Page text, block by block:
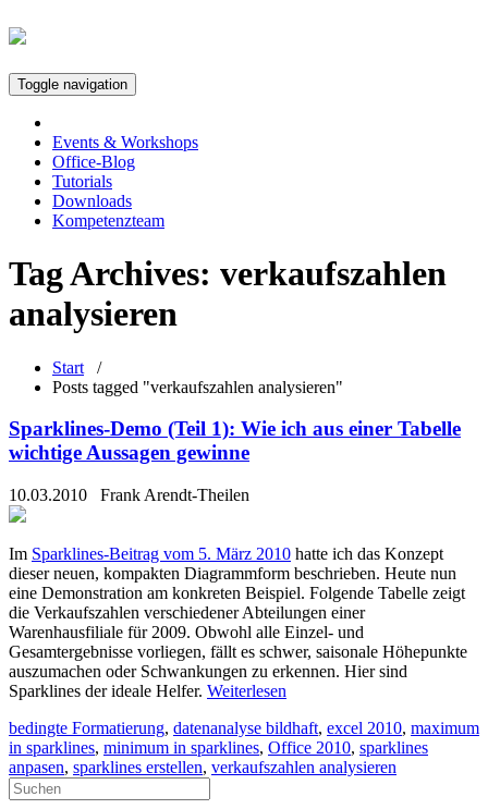
Toggle navigation
Events & Workshops
Office-Blog
Tutorials
Downloads
Kompetenzteam
Tag Archives: verkaufszahlen
analysieren
Start /
Posts tagged "verkaufszahlen analysieren"
Sparklines-Demo (Teil 1): Wie ich aus einer Tabelle
wichtige Aussagen gewinne
10.03.2010 Frank Arendt-Theilen
Im Sparklines-Beitrag vom 5. März 2010 hatte ich das Konzept
dieser neuen, kompakten Diagrammform beschrieben. Heute nun
eine Demonstration am konkreten Beispiel. Folgende Tabelle zeigt
die Verkaufszahlen verschiedener Abteilungen einer
Warenhausfiliale für 2009. Obwohl alle Einzel- und
Gesamtergebnisse vorliegen, fällt es schwer, saisonale Höhepunkte
auszumachen oder Schwankungen zu erkennen. Hier sind
Sparklines der ideale Helfer. Weiterlesen
bedingte Formatierung, datenanalyse bildhaft, excel 2010, maximum
in sparklines, minimum in sparklines, Office 2010, sparklines
anpasen, sparklines erstellen, verkaufszahlen analysieren